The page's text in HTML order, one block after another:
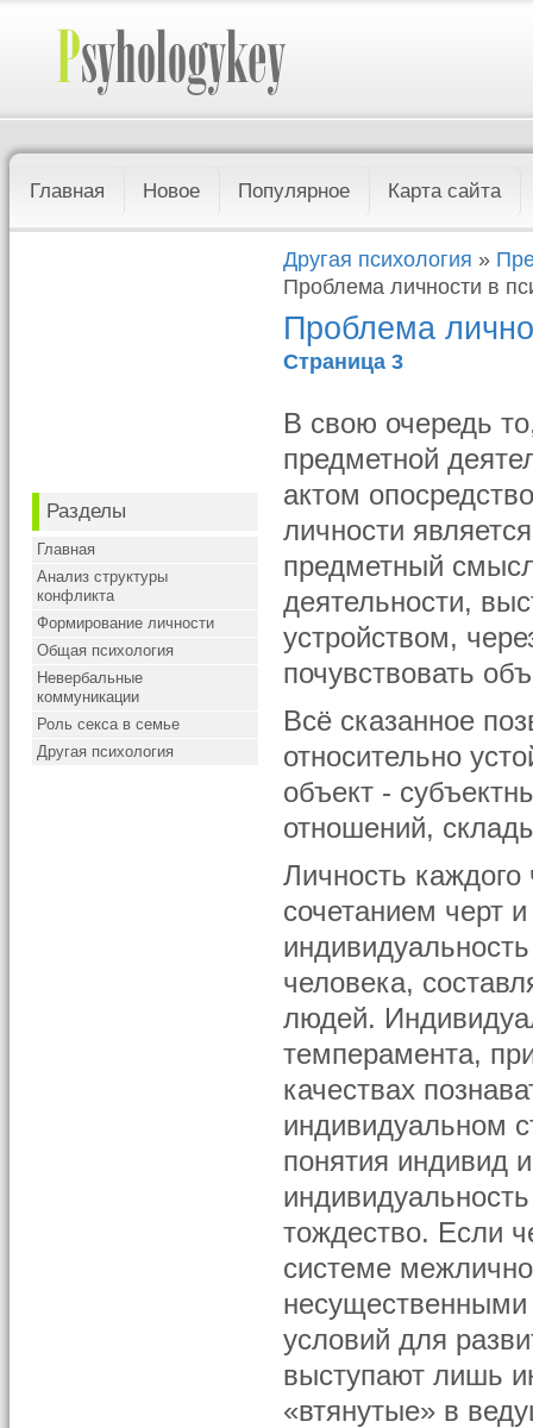
Главная Новое Популярное Карта сайта
Разделы
Главная
Анализ структуры
конфликта
Формирование личности
Общая психология
Невербальные
коммуникации
Роль секса в семье
Другая психология
Другая психология »
Проблема личности в
Проблема
Страница 3
В свою очередь
предметной
актом
личности
предметный
деятельности,
устройством,
почувствовать
Всё сказанное
относительно
объект -
отношений,
Личность
сочетанием черт
человека,
людей.
темперамента,
качествах
индивидуальном
понятия индивид
тождество. Если
системе
несущественными
условий для
выступают лишь
«втянутые» в